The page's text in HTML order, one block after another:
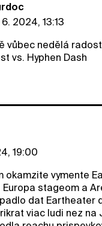
6. 2024, 13:13
vůbec nedělá radost
vs. Hyphen Dash
19:00
okamzite vymente
stageom a
dat Eartheater
viac ludi nez na